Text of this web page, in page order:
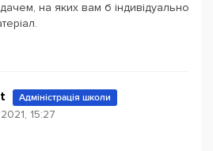
на яких вам б індивідуально
Адміністрація школи
15:27